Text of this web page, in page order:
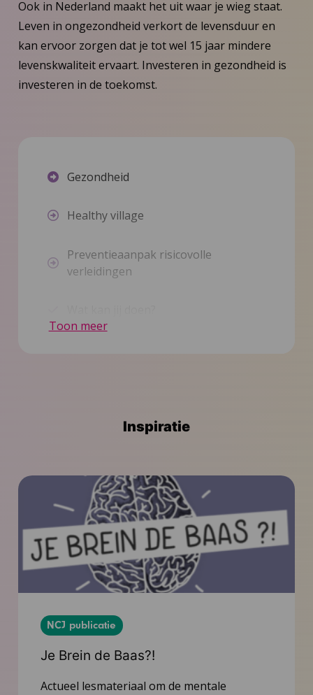
Ook in Nederland maakt het uit waar je wieg staat.
Leven in ongezondheid verkort de levensduur en
kan ervoor zorgen dat je tot wel 15 jaar mindere
levenskwaliteit ervaart. Investeren in gezondheid is
investeren in de toekomst.
Gezondheid
Healthy village
Preventieaanpak risicovolle
verleidingen
Toon meer
Inspiratie
NCJ publicatie
Je Brein de Baas?!
Actueel lesmateriaal om de mentale